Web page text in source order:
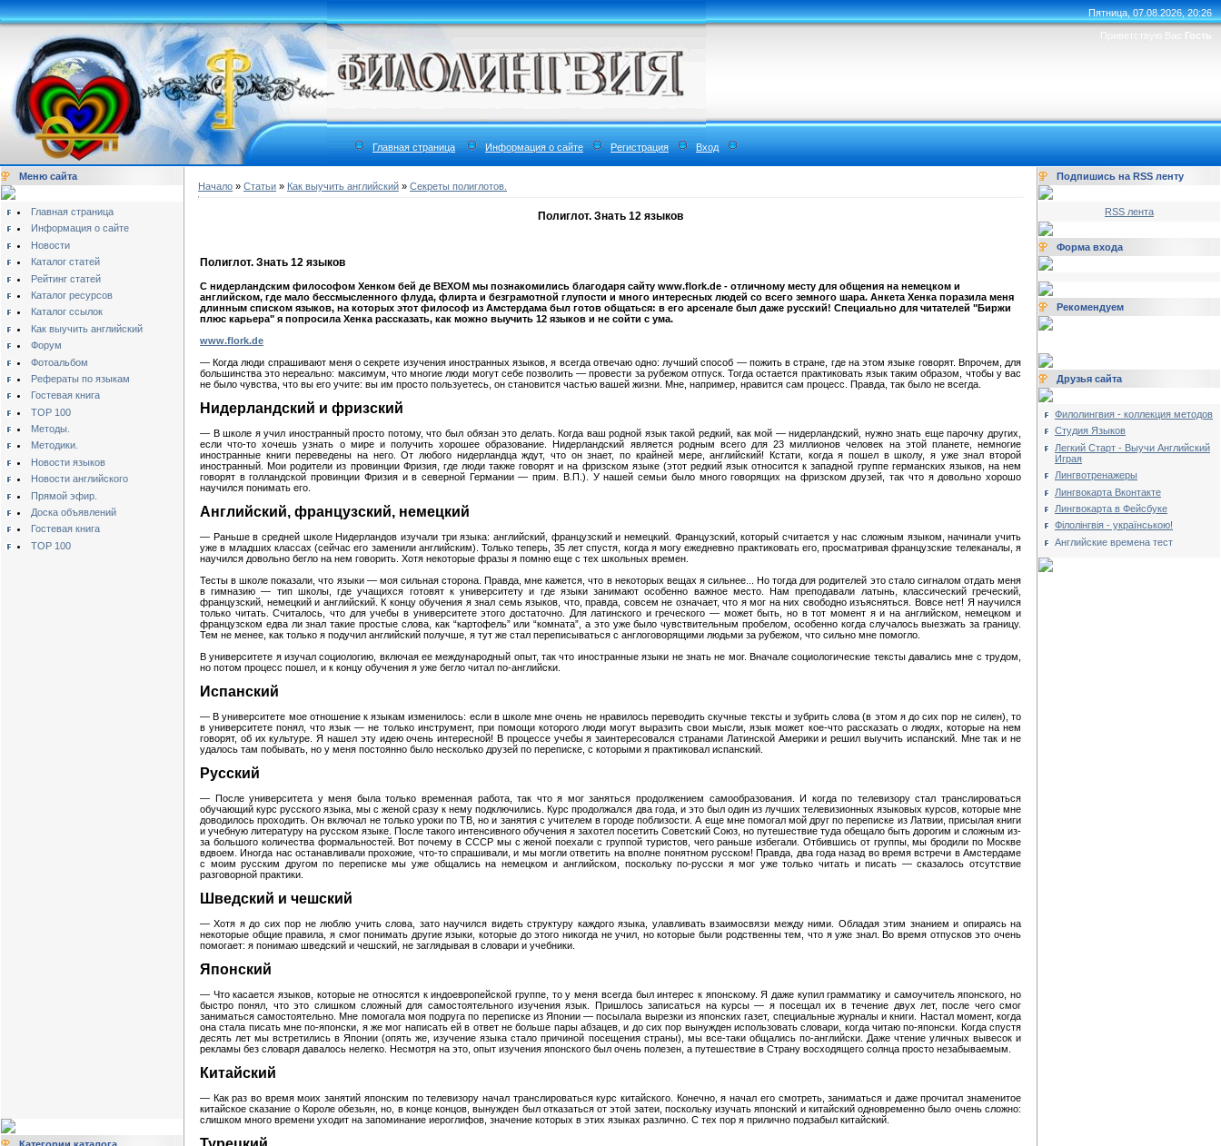
Пятница, 07.08.2026, 20:26
Приветствую Вас Гость
Главная страница Информация о сайте Регистрация Вход
Меню сайта
Главная страница
Информация о сайте
Новости
Каталог статей
Рейтинг статей
Каталог ресурсов
Каталог ссылок
Как выучить английский
Форум
Фотоальбом
Рефераты по языкам
Гостевая книга
TOP 100
Методы.
Методики.
Новости языков
Новости английского
Прямой эфир.
Доска объявлений
Гостевая книга
TOP 100
Начало » Статьи » Как выучить английский » Секреты полиглотов.
Полиглот. Знать 12 языков
Полиглот. Знать 12 языков
С нидерландским философом Хенком бей де ВЕХОМ мы познакомились благодаря сайту www.flork.de - отличному месту для общения на немецком и
английском, где мало бессмысленного флуда, флирта и безграмотной глупости и много интересных людей со всего земного шара. Анкета Хенка поразила меня
длинным списком языков, на которых этот философ из Амстердама был готов общаться: в его арсенале был даже русский! Специально для читателей "Биржи
плюс карьера" я попросила Хенка рассказать, как можно выучить 12 языков и не сойти с ума.
www.flork.de
— Когда люди спрашивают меня о секрете изучения иностранных языков, я всегда отвечаю одно: лучший способ — пожить в стране, где на этом языке говорят. Впрочем, для
большинства это нереально: максимум, что многие люди могут себе позволить — провести за рубежом отпуск. Тогда остается практиковать язык таким образом, чтобы у вас
не было чувства, что вы его учите: вы им просто пользуетесь, он становится частью вашей жизни. Мне, например, нравится сам процесс. Правда, так было не всегда.
Нидерландский и фризский
— В школе я учил иностранный просто потому, что был обязан это делать. Когда ваш родной язык такой редкий, как мой — нидерландский, нужно знать еще парочку других,
если что-то хочешь узнать о мире и получить хорошее образование. Нидерландский является родным всего для 23 миллионов человек на этой планете, немногие
иностранные книги переведены на него. От любого нидерландца ждут, что он знает, по крайней мере, английский! Кстати, когда я пошел в школу, я уже знал второй
иностранный. Мои родители из провинции Фризия, где люди также говорят и на фризском языке (этот редкий язык относится к западной группе германских языков, на нем
говорят в голландской провинции Фризия и в северной Германии — прим. В.П.). У нашей семьи было много говорящих на фризском друзей, так что я довольно хорошо
научился понимать его.
Английский, французский, немецкий
— Раньше в средней школе Нидерландов изучали три языка: английский, французский и немецкий. Французский, который считается у нас сложным языком, начинали учить
уже в младших классах (сейчас его заменили английским). Только теперь, 35 лет спустя, когда я могу ежедневно практиковать его, просматривая французские телеканалы, я
научился довольно бегло на нем говорить. Хотя некоторые фразы я помню еще с тех школьных времен.
Тесты в школе показали, что языки — моя сильная сторона. Правда, мне кажется, что в некоторых вещах я сильнее... Но тогда для родителей это стало сигналом отдать меня
в гимназию — тип школы, где учащихся готовят к университету и где языки занимают особенно важное место. Нам преподавали латынь, классический греческий,
французский, немецкий и английский. К концу обучения я знал семь языков, что, правда, совсем не означает, что я мог на них свободно изъясняться. Вовсе нет! Я научился
только читать. Считалось, что для учебы в университете этого достаточно. Для латинского и греческого — может быть, но в тот момент я и на английском, немецком и
французском едва ли знал такие простые слова, как “картофель” или “комната”, а это уже было чувствительным пробелом, особенно когда случалось выезжать за границу.
Тем не менее, как только я подучил английский получше, я тут же стал переписываться с англоговорящими людьми за рубежом, что сильно мне помогло.
В университете я изучал социологию, включая ее международный опыт, так что иностранные языки не знать не мог. Вначале социологические тексты давались мне с трудом,
но потом процесс пошел, и к концу обучения я уже бегло читал по-английски.
Испанский
— В университете мое отношение к языкам изменилось: если в школе мне очень не нравилось переводить скучные тексты и зубрить слова (в этом я до сих пор не силен), то
в университете понял, что язык — не только инструмент, при помощи которого люди могут выразить свои мысли, язык может кое-что рассказать о людях, которые на нем
говорят, об их культуре. Я нашел эту идею очень интересной! В процессе учебы я заинтересовался странами Латинской Америки и решил выучить испанский. Мне так и не
удалось там побывать, но у меня постоянно было несколько друзей по переписке, с которыми я практиковал испанский.
Русский
— После университета у меня была только временная работа, так что я мог заняться продолжением самообразования. И когда по телевизору стал транслироваться
обучающий курс русского языка, мы с женой сразу к нему подключились. Курс продолжался два года, и это был один из лучших телевизионных языковых курсов, которые мне
доводилось проходить. Он включал не только уроки по ТВ, но и занятия с учителем в городе поблизости. А еще мне помогал мой друг по переписке из Латвии, присылая книги
и учебную литературу на русском языке. После такого интенсивного обучения я захотел посетить Советский Союз, но путешествие туда обещало быть дорогим и сложным из-
за большого количества формальностей. Вот почему в СССР мы с женой поехали с группой туристов, чего раньше избегали. Отбившись от группы, мы бродили по Москве
вдвоем. Иногда нас останавливали прохожие, что-то спрашивали, и мы могли ответить на вполне понятном русском! Правда, два года назад во время встречи в Амстердаме
с моим русским другом по переписке мы уже общались на немецком и английском, поскольку по-русски я мог уже только читать и писать — сказалось отсутствие
разговорной практики.
Шведский и чешский
— Хотя я до сих пор не люблю учить слова, зато научился видеть структуру каждого языка, улавливать взаимосвязи между ними. Обладая этим знанием и опираясь на
некоторые общие правила, я смог понимать другие языки, которые до этого никогда не учил, но которые были родственны тем, что я уже знал. Во время отпусков это очень
помогает: я понимаю шведский и чешский, не заглядывая в словари и учебники.
Японский
— Что касается языков, которые не относятся к индоевропейской группе, то у меня всегда был интерес к японскому. Я даже купил грамматику и самоучитель японского, но
быстро понял, что это слишком сложный для самостоятельного изучения язык. Пришлось записаться на курсы — я посещал их в течение двух лет, после чего смог
заниматься самостоятельно. Мне помогала моя подруга по переписке из Японии — посылала вырезки из японских газет, специальные журналы и книги. Настал момент, когда
она стала писать мне по-японски, я же мог написать ей в ответ не больше пары абзацев, и до сих пор вынужден использовать словари, когда читаю по-японски. Когда спустя
десять лет мы встретились в Японии (опять же, изучение языка стало причиной посещения страны), мы все-таки общались по-английски. Даже чтение уличных вывесок и
рекламы без словаря давалось нелегко. Несмотря на это, опыт изучения японского был очень полезен, а путешествие в Страну восходящего солнца просто незабываемым.
Китайский
— Как раз во время моих занятий японским по телевизору начал транслироваться курс китайского. Конечно, я начал его смотреть, заниматься и даже прочитал знаменитое
китайское сказание о Короле обезьян, но, в конце концов, вынужден был отказаться от этой затеи, поскольку изучать японский и китайский одновременно было очень сложно:
слишком много времени уходит на запоминание иероглифов, значение которых в этих языках различно. С тех пор я прилично подзабыл китайский.
Подпишись на RSS ленту
RSS лента
Форма входа
Рекомендуем
Друзья сайта
Филолингвия - коллекция методов
Студия Языков
Легкий Старт - Выучи Английский
Играя
Лингвотренажеры
Лингвокарта Вконтакте
Лингвокарта в Фейсбуке
Філолінгвія - українською!
Английские времена тест